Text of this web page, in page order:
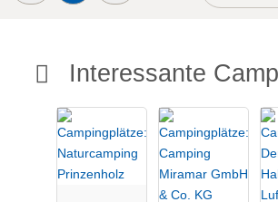
Interessante